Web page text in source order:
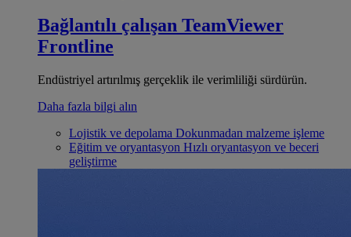
Bağlantılı çalışan TeamViewer
Frontline
Endüstriyel artırılmış gerçeklik ile verimliliği sürdürün.
Daha fazla bilgi alın
Lojistik ve depolama Dokunmadan malzeme işleme
Eğitim ve oryantasyon Hızlı oryantasyon ve beceri
geliştirme